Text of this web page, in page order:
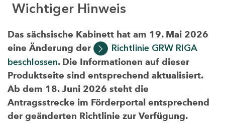
Wichtiger Hinweis
Das sächsische Kabinett hat am 19. Mai 2026
eine Änderung der
Richtlinie GRW RIGA
beschlossen. Die Informationen auf dieser
Produktseite sind entsprechend aktualisiert.
Ab dem 18. Juni 2026 steht die
Antragsstrecke im Förderportal entsprechend
der geänderten Richtlinie zur Verfügung.